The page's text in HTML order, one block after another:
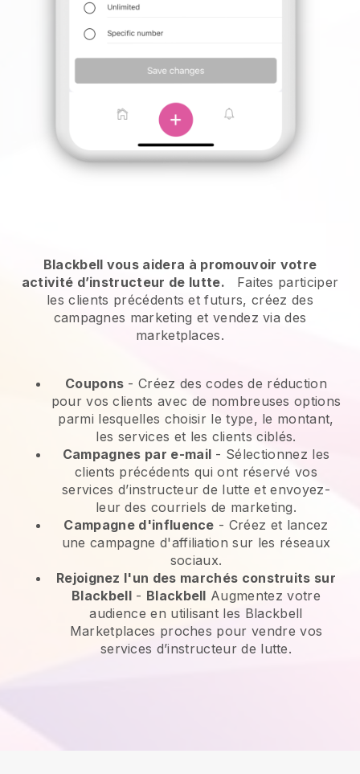
Blackbell vous aidera à promouvoir votre
activité d’instructeur de lutte.
Faites participer
les clients précédents et futurs, créez des
campagnes marketing et vendez via des
marketplaces.
Coupons - Créez des codes de réduction
pour vos clients avec de nombreuses options
parmi lesquelles choisir le type, le montant,
les services et les clients ciblés.
Campagnes par e-mail - Sélectionnez les
clients précédents qui ont réservé vos
services d’instructeur de lutte et envoyez-
leur des courriels de marketing.
Campagne d'influence - Créez et lancez
une campagne d'affiliation sur les réseaux
sociaux.
Rejoignez l'un des marchés construits sur
Blackbell- Blackbell Augmentez votre
audience en utilisant les Blackbell
Marketplaces proches pour vendre vos
services d’instructeur de lutte.